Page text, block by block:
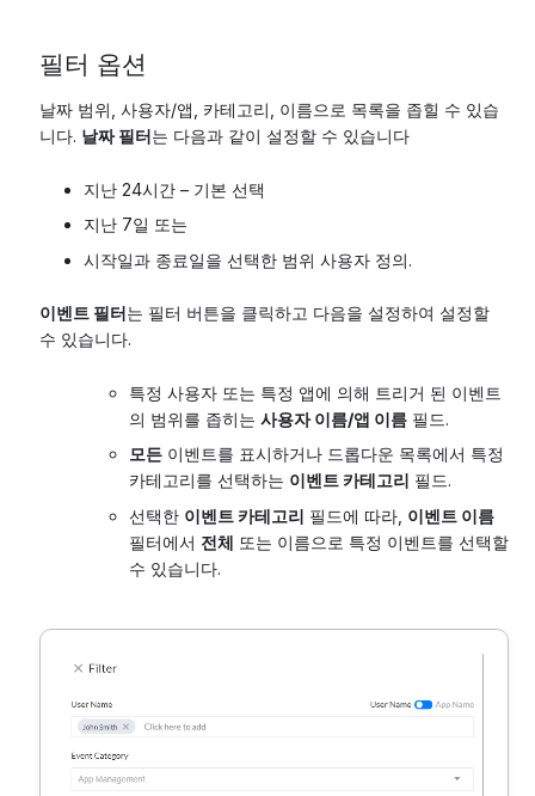
필터 옵션
날짜 범위, 사용자/앱, 카테고리, 이름으로 목록을 좁힐 수 있습
니다. 날짜 필터 는 다음과 같이 설정할 수 있습니다
지난 24시간 – 기본 선택
지난 7일 또는
시작일과 종료일을 선택한 범위 사용자 정의.
이벤트 필터 는 필터 버튼을 클릭하고 다음을 설정하여 설정할
수 있습니다.
특정 사용자 또는 특정 앱에 의해 트리거 된 이벤트
의 범위를 좁히는 사용자 이름/앱 이름필드.
모든이벤트를 표시하거나 드롭다운 목록에서 특정
카테고리를 선택하는 이벤트 카테고리 필드.
선택한 이벤트 카테고리 필드에 따라, 이벤트 이름
필터에서 전체 또는 이름으로 특정 이벤트를 선택할
수 있습니다.